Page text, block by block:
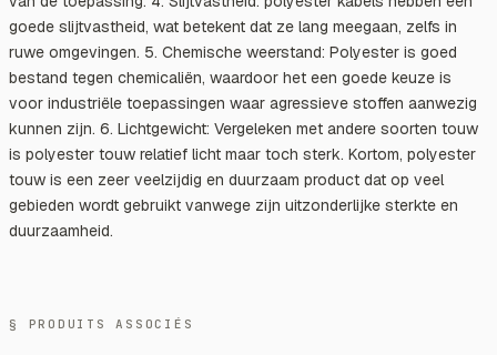
goede slijtvastheid, wat betekent dat ze lang meegaan, zelfs in
ruwe omgevingen. 5. Chemische weerstand: Polyester is goed
bestand tegen chemicaliën, waardoor het een goede keuze is
voor industriële toepassingen waar agressieve stoffen aanwezig
kunnen zijn. 6. Lichtgewicht: Vergeleken met andere soorten touw
is polyester touw relatief licht maar toch sterk. Kortom, polyester
touw is een zeer veelzijdig en duurzaam product dat op veel
gebieden wordt gebruikt vanwege zijn uitzonderlijke sterkte en
duurzaamheid.
§ PRODUITS ASSOCIÉS